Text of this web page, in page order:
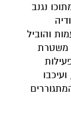
נגנב
והוביל
משטרת